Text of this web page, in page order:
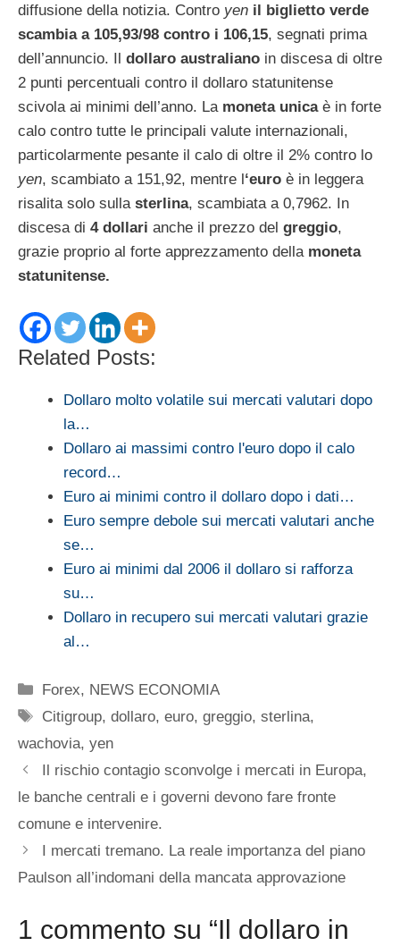
diffusione della notizia. Contro yen il biglietto verde
scambia a 105,93/98 contro i 106,15, segnati prima
dell’annuncio. Il dollaro australiano in discesa di oltre
2 punti percentuali contro il dollaro statunitense
scivola ai minimi dell’anno. La moneta unicaè in forte
calo contro tutte le principali valute internazionali,
particolarmente pesante il calo di oltre il 2% contro lo
yen, scambiato a 151,92, mentre l‘euro è in leggera
risalita solo sulla sterlina, scambiata a 0,7962. In
discesa di 4 dollari anche il prezzo del greggio,
grazie proprio al forte apprezzamento della moneta
statunitense.
Related Posts:
Dollaro molto volatile sui mercati valutari dopo
la…
Dollaro ai massimi contro l'euro dopo il calo
record…
Euro ai minimi contro il dollaro dopo i dati…
Euro sempre debole sui mercati valutari anche
se…
Euro ai minimi dal 2006 il dollaro si rafforza
su…
Dollaro in recupero sui mercati valutari grazie
al…
Categorie
Forex, NEWS ECONOMIA
Tag
Citigroup,dollaro,euro,greggio,sterlina,
wachovia, yen
Il rischio contagio sconvolge i mercati in Europa,
le banche centrali e i governi devono fare fronte
comune e intervenire.
I mercati tremano. La reale importanza del piano
Paulson all’indomani della mancata approvazione
1 commento su “Il dollaro in